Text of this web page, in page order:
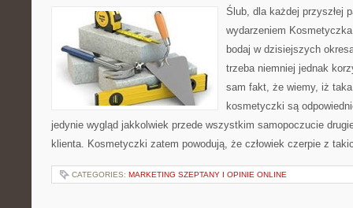
Ślub, dla każdej przyszłej
wydarzeniem
bodaj w dzisiejszych
trzeba niemniej jednak
sam fakt, że wiemy, iż
kosmetyczki są
jedynie wygląd jakkolwiek przede wszystkim samopoczucie
klienta. Kosmetyczki zatem powodują, że człowiek czerpie z
CATEGORIES: MARKETING SZEPTANY I OPINIE ONLINE